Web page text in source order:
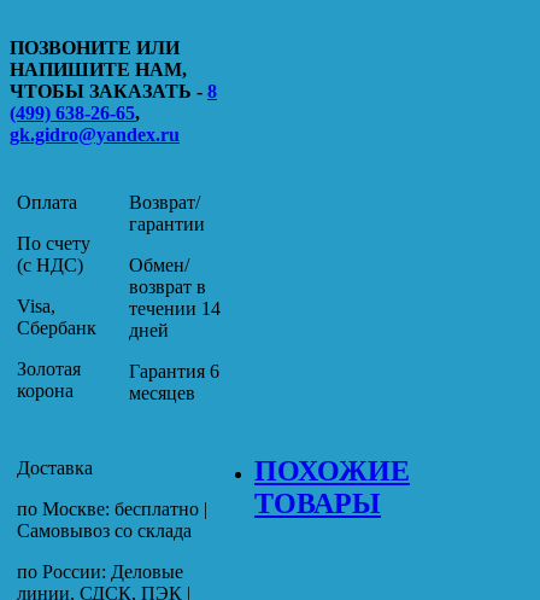
ПОЗВОНИТЕ ИЛИ
НАПИШИТЕ НАМ,
ЧТОБЫ ЗАКАЗАТЬ - 8
(499) 638-26-65,
gk.gidro@yandex.ru
Оплата
По счету
(с НДС)
Visa,
Сбербанк
Золотая
корона
Возврат/
гарантии
Обмен/
возврат в
течении 14
дней
Гарантия 6
месяцев
Доставка
по Москве: бесплатно |
Самовывоз со склада
по России: Деловые
линии, СДСК, ПЭК |
ПОХОЖИЕ
ТОВАРЫ